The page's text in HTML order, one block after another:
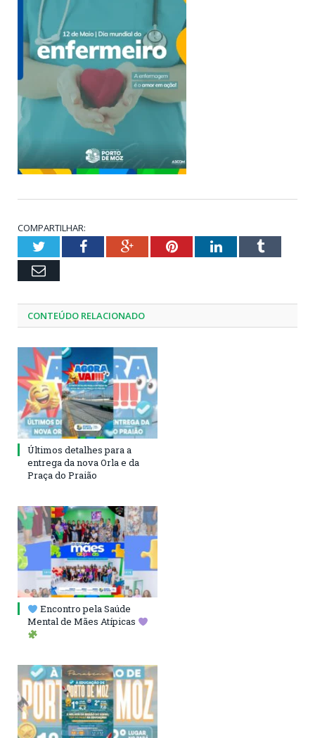
COMPARTILHAR:
TwitterFacebookGoogle+PinterestLinkedInTumblr
Email
CONTEÚDO RELACIONADO
Últimos detalhes para a
entrega da nova Orla e da
Praça do Praião
Encontro pela Saúde
Mental de Mães Atípicas